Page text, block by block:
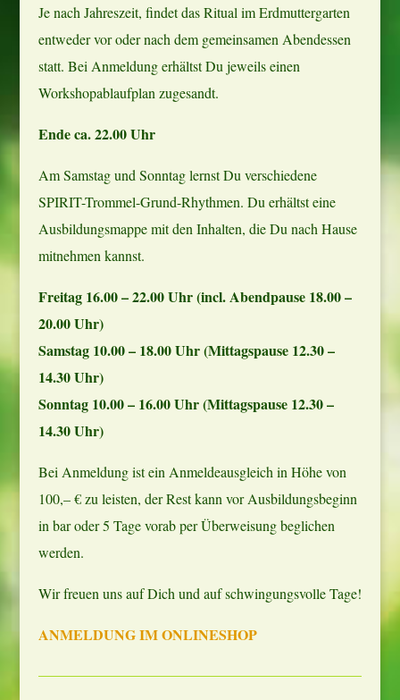
Je nach Jahreszeit, findet das Ritual im Erdmuttergarten
entweder vor oder nach dem gemeinsamen Abendessen
statt. Bei Anmeldung erhältst Du jeweils einen
Workshopablaufplan zugesandt.
Ende ca. 22.00 Uhr
Am Samstag und Sonntag lernst Du verschiedene
SPIRIT-Trommel-Grund-Rhythmen. Du erhältst eine
Ausbildungsmappe mit den Inhalten, die Du nach Hause
mitnehmen kannst.
Freitag 16.00 – 22.00 Uhr (incl. Abendpause 18.00 –
20.00 Uhr)
Samstag 10.00 – 18.00 Uhr (Mittagspause 12.30 –
14.30 Uhr)
Sonntag 10.00 – 16.00 Uhr (Mittagspause 12.30 –
14.30 Uhr)
Bei Anmeldung ist ein Anmeldeausgleich in Höhe von
100,– € zu leisten, der Rest kann vor Ausbildungsbeginn
in bar oder 5 Tage vorab per Überweisung beglichen
werden.
Wir freuen uns auf Dich und auf schwingungsvolle Tage!
ANMELDUNG IM ONLINESHOP